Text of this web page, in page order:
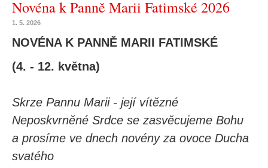
Novéna k Panně Marii Fatimské 2026
1. 5. 2026
NOVÉNA K PANNĚ MARII FATIMSKÉ
(4. - 12. května)
Skrze Pannu Marii - její vítězné
Neposkvrněné Srdce se zasvěcujeme Bohu
a prosíme ve dnech novény za ovoce Ducha
svatého